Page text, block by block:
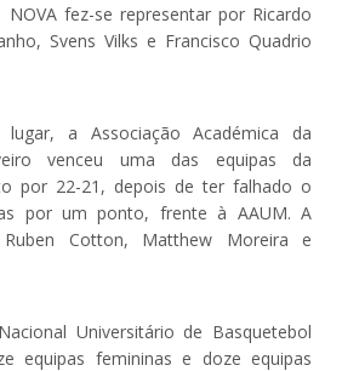
fez-se representar por Ricardo
Svens Vilks e Francisco Quadrio
a Associação Académica da
venceu uma das equipas da
por 22-21, depois de ter falhado o
por um ponto, frente à AAUM. A
Cotton, Matthew Moreira e
Universitário de Basquetebol
equipas femininas e doze equipas